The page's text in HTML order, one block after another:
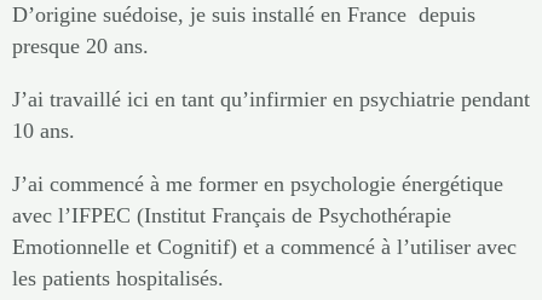
D’origine suédoise, je suis installé en France depuis
presque 20 ans.
J’ai travaillé ici en tant qu’infirmier en psychiatrie pendant
10 ans.
J’ai commencé à me former en psychologie énergétique
avec l’IFPEC (Institut Français de Psychothérapie
Emotionnelle et Cognitif) et a commencé à l’utiliser avec
les patients hospitalisés.